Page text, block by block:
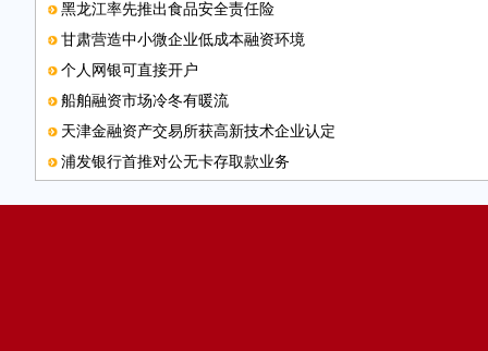
黑龙江率先推出食品安全责任险
甘肃营造中小微企业低成本融资环境
个人网银可直接开户
船舶融资市场冷冬有暖流
天津金融资产交易所获高新技术企业认定
浦发银行首推对公无卡存取款业务